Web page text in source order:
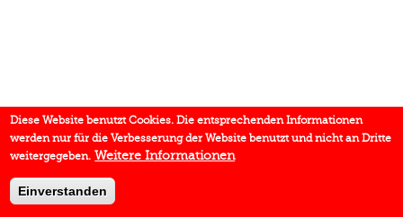
Diese Website benutzt Cookies. Die entsprechenden Informationen
werden nur für die Verbesserung der Website benutzt und nicht an Dritte
weitergegeben. Weitere Informationen
Einverstanden